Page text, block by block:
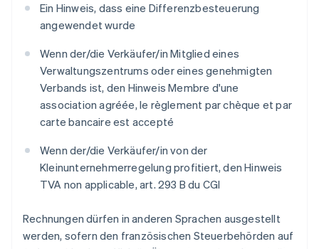
Ein Hinweis, dass eine Differenzbesteuerung
angewendet wurde
Wenn der/die Verkäufer/in Mitglied eines
Verwaltungszentrums oder eines genehmigten
Verbands ist, den HinweisMembre d'une
association agréée,le règlement par chèque et par
carte bancaire est accepté
Wenn der/die Verkäufer/in von der
Kleinunternehmerregelung profitiert, den Hinweis
TVA non applicable, art. 293 B du CGI
Rechnungen dürfen in anderen Sprachen ausgestellt
werden, sofern den französischen Steuerbehörden auf